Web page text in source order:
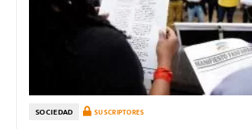
SOCIEDAD SUSCRIPTORES